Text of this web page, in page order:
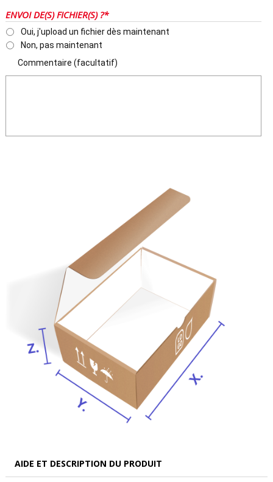
ENVOI DE(S) FICHIER(S) ?*
Oui, j'upload un fichier dès maintenant
Non, pas maintenant
Commentaire (facultatif)
AIDE ET DESCRIPTION DU PRODUIT